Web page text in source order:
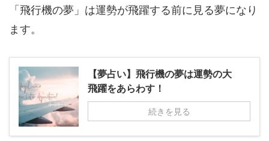
「飛行機の夢」は運勢が飛躍する前に見る夢になり
ます。
【夢占い】飛行機の夢は運勢の大
飛躍をあらわす！
続きを見る